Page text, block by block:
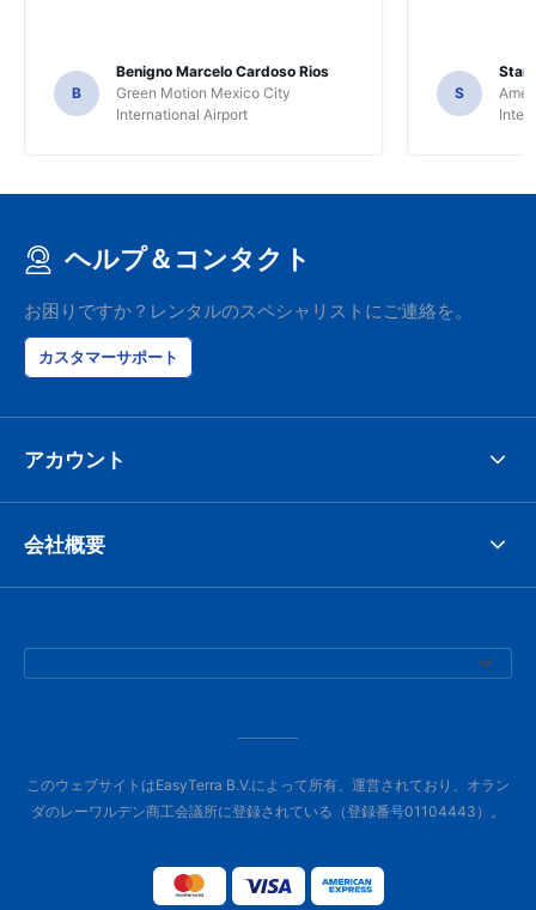
B
Benigno Marcelo Cardoso Rios
Green Motion Mexico City
International Airport
S
ヘルプ＆コンタクト
お困りですか？レンタルのスペシャリストにご連絡を。
カスタマーサポート
アカウント
会社概要
このウェブサイトはEasyTerra B.V.によって所有、運営されており、オラン
ダのレーワルデン商工会議所に登録されている（登録番号01104443）。